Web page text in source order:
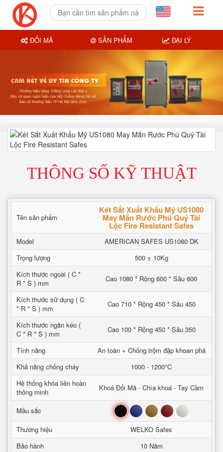
THÔNG SỐ KỸ THUẬT
Tên sản phẩm
Két Sắt Xuất Khẩu Mỹ US1080
May Mắn Rước Phú Quý Tài
Lộc‎ Fire Resistant Safes
Model
AMERICAN SAFES US1080 DK
Trọng lượng
500 ± 10Kg
Kích thước ngoài ( C *
R * S ) mm
Cao 1080 * Rộng 600 * Sâu 600
Kích thước sử dụng ( C
* R * S ) mm
Cao 710 * Rộng 450 * Sâu 450
Kích thước ngăn kéo (
C * R * S ) mm
Cao 100 * Rộng 450 * Sâu 350
Tính năng
An toàn + Chống trộm đập khoan phá
Khả năng chống cháy
1000 - 1200°C
Hệ thống khóa liên hoàn
thông minh
Khoá Đổi Mã - Chìa khoá - Tay Cầm
Mầu sắc Đen Xanh Nâu Đỏ Trắng
Thương hiệu
WELKO Safes
Bảo hành
10 Năm
ĐỔI MÃ SẢN PHẨM ĐẠI LÝ